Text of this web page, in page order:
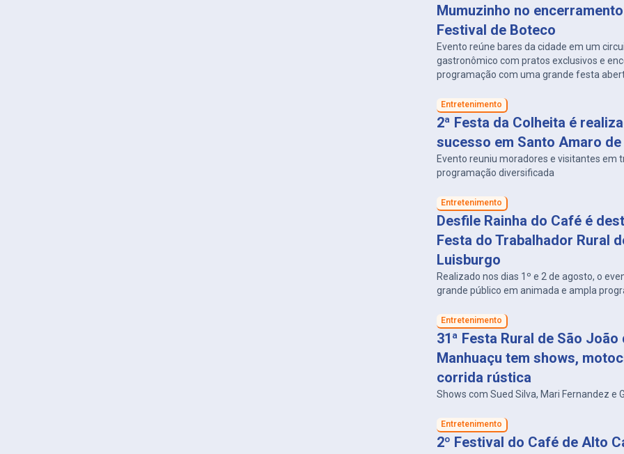
Mumuzinho no
Festival de Boteco
Evento reúne bares da cidade em um
gastronômico com pratos exclusivos e
programação com uma grande festa
Entretenimento
2ª Festa da Colheita é
sucesso em Santo Amaro de
Evento reuniu moradores e visitantes em
programação diversificada
Entretenimento
Desfile Rainha do Café é
Festa do Trabalhador Rural
Luisburgo
Realizado nos dias 1º e 2 de agosto, o
grande público em animada e ampla
Entretenimento
31ª Festa Rural de São João
Manhuaçu tem shows,
corrida rústica
Shows com Sued Silva, Mari Fernandez e
Entretenimento
2º Festival do Café de Alto